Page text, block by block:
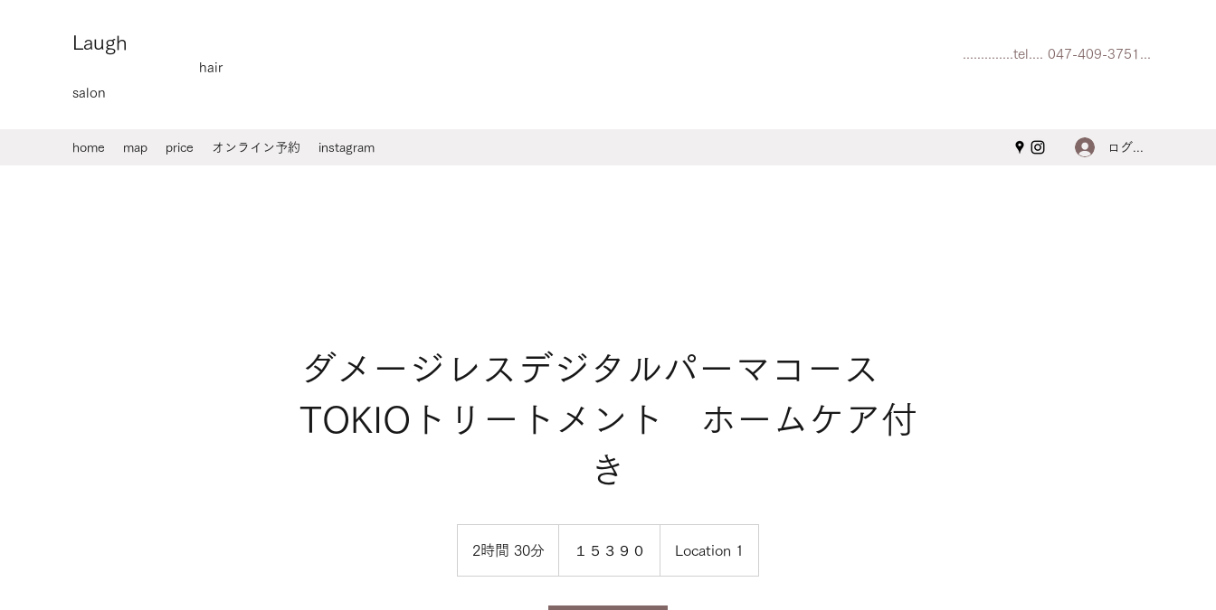
Laugh
hair
salon
..............tel.... 047-409-3751...
home map price オンライン予約 instagram ログイン
ダメージレスデジタルパーマコース
TOKIOトリートメント ホームケア付
き
2時間 30分 １５３９０ Location 1